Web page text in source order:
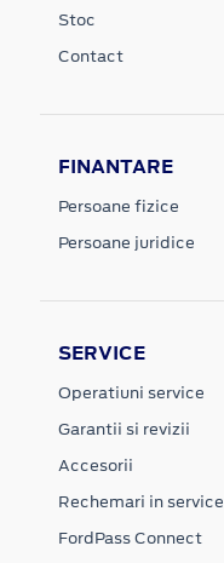
Stoc
Contact
FINANTARE
Persoane fizice
Persoane juridice
SERVICE
Operatiuni service
Garantii si revizii
Accesorii
Rechemari in service
FordPass Connect